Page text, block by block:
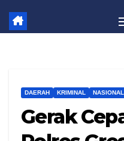
DAERAH KRIMINAL NASIONAL
Gerak